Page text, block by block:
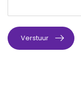
Verstuur